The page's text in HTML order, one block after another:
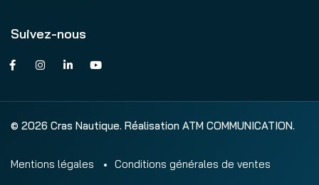
Suivez-nous
© 2026 Cras Nautique. Réalisation ATM COMMUNICATION.
Mentions légales Conditions générales de ventes